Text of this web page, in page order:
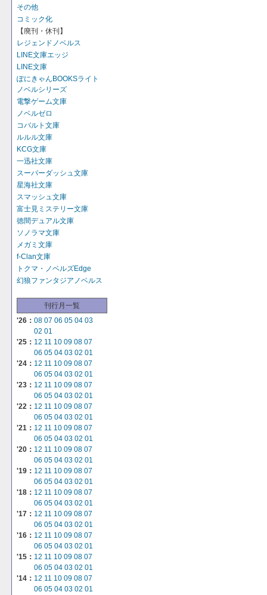
その他
コミック化
【廃刊・休刊】
レジェンドノベルス
LINE文庫エッジ
LINE文庫
ぽにきゃんBOOKSライト
ノベルシリーズ
電撃ゲーム文庫
ノベルゼロ
コバルト文庫
ルルル文庫
KCG文庫
一迅社文庫
スーパーダッシュ文庫
星海社文庫
スマッシュ文庫
富士見ミステリー文庫
徳間デュアル文庫
ソノラマ文庫
メガミ文庫
f-Clan文庫
トクマ・ノベルズEdge
幻狼ファンタジアノベルス
刊行月一覧
'26： 08 07 06 05 04 03
02 01
'25： 12 11 10 09 08 07
06 05 04 03 02 01
'24： 12 11 10 09 08 07
06 05 04 03 02 01
'23： 12 11 10 09 08 07
06 05 04 03 02 01
'22： 12 11 10 09 08 07
06 05 04 03 02 01
'21： 12 11 10 09 08 07
06 05 04 03 02 01
'20： 12 11 10 09 08 07
06 05 04 03 02 01
'19： 12 11 10 09 08 07
06 05 04 03 02 01
'18： 12 11 10 09 08 07
06 05 04 03 02 01
'17： 12 11 10 09 08 07
06 05 04 03 02 01
'16： 12 11 10 09 08 07
06 05 04 03 02 01
'15： 12 11 10 09 08 07
06 05 04 03 02 01
'14： 12 11 10 09 08 07
06 05 04 03 02 01